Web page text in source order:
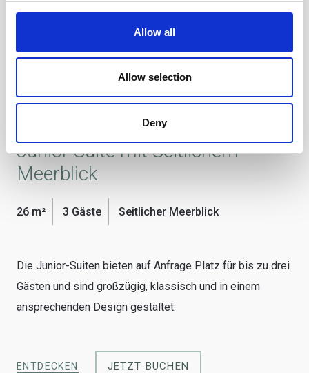
Allow all
Allow selection
Deny
Junior Suite mit Seitlichem
Meerblick
26 m² 3 Gäste Seitlicher Meerblick
Die Junior-Suiten bieten auf Anfrage Platz für bis zu drei
Gästen und sind großzügig, klassisch und in einem
ansprechenden Design gestaltet.
ENTDECKEN JETZT BUCHEN